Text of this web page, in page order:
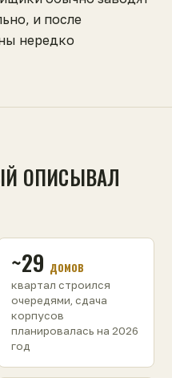
и после
нередко
ОПИСЫВАЛ
~29 домов
квартал строился
очередями, сдача
корпусов
планировалась на 2026
год